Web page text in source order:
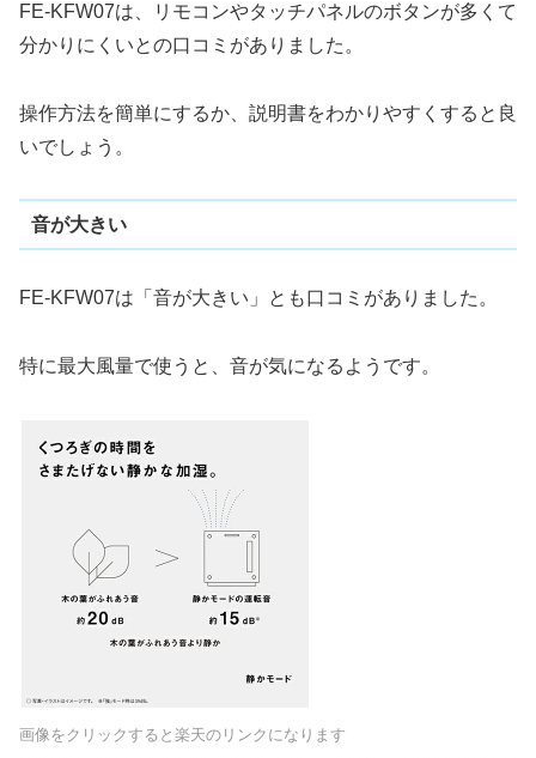
FE-KFW07は、リモコンやタッチパネルのボタンが多くて
分かりにくいとの口コミがありました。
操作方法を簡単にするか、説明書をわかりやすくすると良
いでしょう。
音が大きい
FE-KFW07は「音が大きい」とも口コミがありました。
特に最大風量で使うと、音が気になるようです。
画像をクリックすると楽天のリンクになります